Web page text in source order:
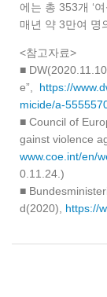
에는 총 353개 ‘
매년 약 3만여 명
<참고자료>
■
e”, https://
micide/a-
■ Council of
gainst violence
www.coe.int/en/
0.11.24.)
■
d(2020), https://